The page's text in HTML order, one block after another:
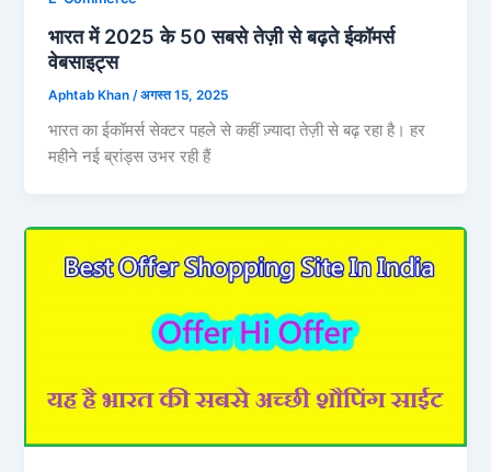
भारत में 2025 के 50 सबसे तेज़ी से बढ़ते ईकॉमर्स
वेबसाइट्स
Aphtab Khan /अगस्त 15, 2025
भारत का ईकॉमर्स सेक्टर पहले से कहीं ज़्यादा तेज़ी से बढ़ रहा है। हर
महीने नई ब्रांड्स उभर रही हैं